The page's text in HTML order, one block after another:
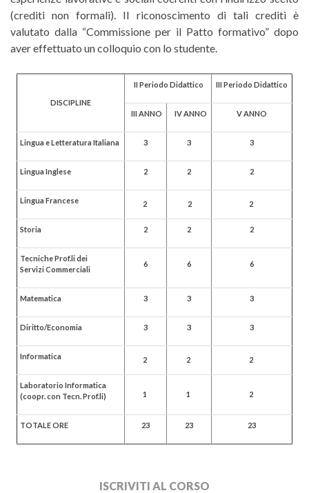
(crediti non formali). Il riconoscimento di tali crediti è
valutato dalla “Commissione per il Patto formativo” dopo
aver effettuato un colloquio con lo studente.
DISCIPLINE
II Periodo Didattico III Periodo Didattico
III ANNO IV ANNO VANNO
Lingua e Letteratura Italiana 3 3 3
Lingua Inglese 2 2 2
Lingua Francese 2 2 2
Storia 2 2 2
Tecniche Prof.li dei
Servizi Commerciali
6 6 6
Matematica 3 3 3
Diritto/Economia 3 3 3
Informatica 2 2 2
Laboratorio Informatica
(coopr. con Tecn. Prof.li)
1 1 2
TOTALE ORE 23 23 23
ISCRIVITI AL CORSO